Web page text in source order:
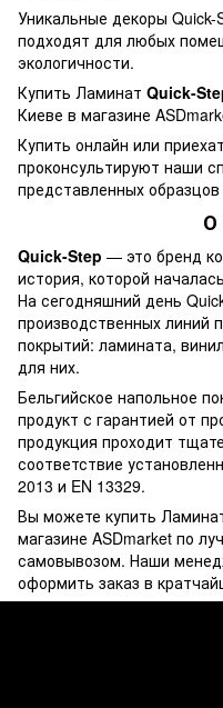
Уникальные декоры
подходят для любых
экологичности.
Купить Ламинат Quick-
Киеве в магазине
Купить онлайн или
проконсультируют наши
представленных образцов
О
Quick-Step — это бренд
история, которой
На сегодняшний день
производственных линий
покрытий: ламината,
для них.
Бельгийское напольное
продукт с гарантией от
продукция проходит
соответствие
2013 и EN 13329.
Вы можете купить
магазине ASDmarket по
самовывозом. Наши
оформить заказ в